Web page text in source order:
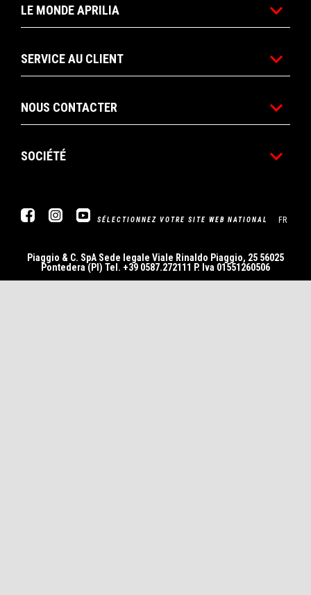
LE MONDE APRILIA
SERVICE AU CLIENT
NOUS CONTACTER
SOCIÉTÉ
FacebookInstagramYouTube
SÉLECTIONNEZ VOTRE SITE WEB NATIONAL FR
Piaggio & C. SpA Sede legale Viale Rinaldo Piaggio, 25 56025
Pontedera (PI) Tel. +39 0587.272111 P. Iva 01551260506